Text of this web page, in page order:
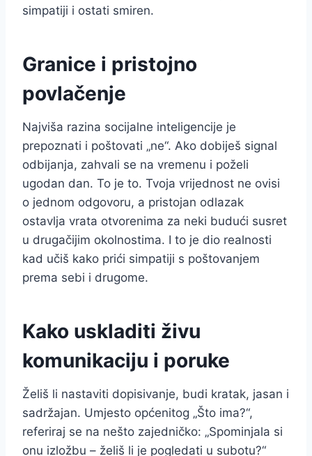
simpatiji i ostati smiren.
Granice i pristojno
povlačenje
Najviša razina socijalne inteligencije je
prepoznati i poštovati „ne“. Ako dobiješ signal
odbijanja, zahvali se na vremenu i poželi
ugodan dan. To je to. Tvoja vrijednost ne ovisi
o jednom odgovoru, a pristojan odlazak
ostavlja vrata otvorenima za neki budući susret
u drugačijim okolnostima. I to je dio realnosti
kad učiš kako prići simpatiji s poštovanjem
prema sebi i drugome.
Kako uskladiti živu
komunikaciju i poruke
Želiš li nastaviti dopisivanje, budi kratak, jasan i
sadržajan. Umjesto općenitog „Što ima?“,
referiraj se na nešto zajedničko: „Spominjala si
onu izložbu – želiš li je pogledati u subotu?“